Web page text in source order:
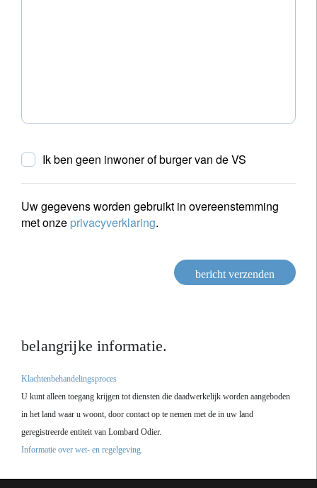
Ik ben geen inwoner of burger van de VS
Uw gegevens worden gebruikt in overeenstemming
met onze privacyverklaring.
bericht verzenden
belangrijke informatie.
Klachtenbehandelingsproces
U kunt alleen toegang krijgen tot diensten die daadwerkelijk worden aangeboden
in het land waar u woont, door contact op te nemen met de in uw land
geregistreerde entiteit van Lombard Odier.
Informatie over wet- en regelgeving.